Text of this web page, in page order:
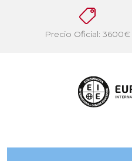
Precio Oficial: 3600€